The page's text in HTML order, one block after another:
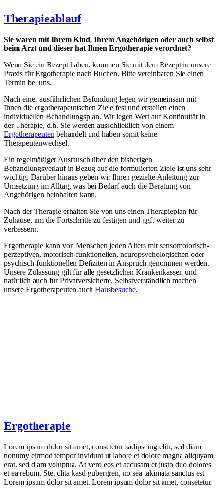
Therapieablauf
Sie waren mit Ihrem Kind, Ihrem Angehörigen oder auch selbst
beim Arzt und dieser hat Ihnen Ergotherapie verordnet?
Wenn Sie ein Rezept haben, kommen Sie mit dem Rezept in unsere
Praxis für Ergotherapie nach Buchen. Bitte vereinbaren Sie einen
Termin bei uns.
Nach einer ausführlichen Befundung legen wir gemeinsam mit
Ihnen die ergotherapeutischen Ziele fest und erstellen einen
individuellen Behandlungsplan. Wir legen Wert auf Kontinuität in
der Therapie, d.h. Sie werden ausschließlich von einem
Ergotherapeuten behandelt und haben somit keine
Therapeutenwechsel.
Ein regelmäßiger Austausch über den bisherigen
Behandlungsverlauf in Bezug auf die formulierten Ziele ist uns sehr
wichtig. Darüber hinaus geben wir Ihnen gezielte Anleitung zur
Umsetzung im Alltag, was bei Bedarf auch die Beratung von
Angehörigen beinhalten kann.
Nach der Therapie erhalten Sie von uns einen Therapieplan für
Zuhause, um die Fortschritte zu festigen und ggf. weiter zu
verbessern.
Ergotherapie kann von Menschen jeden Alters mit sensomotorisch-
perzeptiven, motorisch-funktionellen, neuropsychologischen oder
psychisch-funktionellen Defiziten in Anspruch genommen werden.
Unsere Zulassung gilt für alle gesetzlichen Krankenkassen und
natürlich auch für Privatversicherte. Selbstverständlich machen
unsere Ergotherapeuten auch Hausbesuche.
Ergotherapie
Lorem ipsum dolor sit amet, consetetur sadipscing elitr, sed diam
nonumy eirmod tempor invidunt ut labore et dolore magna aliquyam
erat, sed diam voluptua. At vero eos et accusam et justo duo dolores
et ea rebum. Stet clita kasd gubergren, no sea takimata sanctus est
Lorem ipsum dolor sit amet. Lorem ipsum dolor sit amet, consetetur